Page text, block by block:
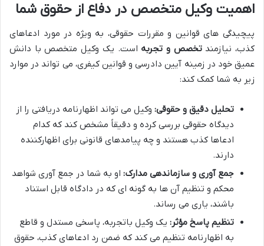
اهمیت وکیل متخصص در دفاع از حقوق شما
پیچیدگی های قوانین و مقررات حقوقی، به ویژه در مورد ادعاهای
کذب، نیازمندتخصص و تجربه است. یک وکیل متخصص با دانش
عمیق خود در زمینه آیین دادرسی و قوانین کیفری، می تواند در موارد
زیر به شما کمک کند:
تحلیل دقیق و حقوقی: وکیل می تواند اظهارنامه دریافتی را از
دیدگاه حقوقی بررسی کرده و دقیقاً مشخص کند که کدام
ادعاها کذب هستند و چه پیامدهای قانونی برای اظهارکننده
دارند.
جمع آوری و سازماندهی مدارک: او به شما در جمع آوری شواهد
محکم و تنظیم آن ها به گونه ای که در دادگاه قابل استناد
باشند، یاری می رساند.
تنظیم پاسخ مؤثر: یک وکیل باتجربه، پاسخی مستدل و قاطع
به اظهارنامه تنظیم می کند که ضمن رد ادعاهای کذب، حقوق